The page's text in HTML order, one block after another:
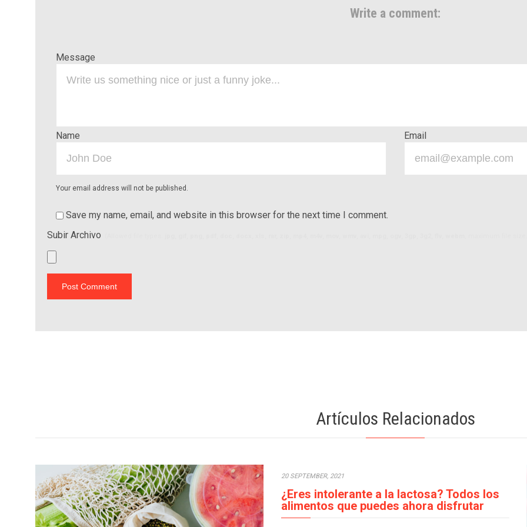
Write a comment:
Message
Name Email
Your email address will not be published.
Save my name, email, and website in this browser for the next time I comment.
Subir Archivo
Artículos Relacionados
20 SEPTEMBER, 2021
¿Eres intolerante a la lactosa? Todos los
alimentos que puedes ahora disfrutar